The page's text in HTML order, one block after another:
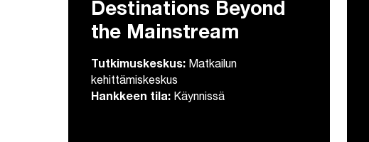
Destinations Beyond
the Mainstream
Tutkimuskeskus: Matkailun
kehittämiskeskus
Hankkeen tila: Käynnissä